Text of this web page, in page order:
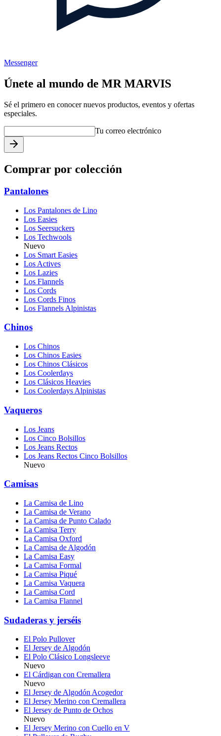
Messenger
Únete al mundo de MR MARVIS
Sé el primero en conocer nuevos productos, eventos y ofertas
especiales.
Tu correo electrónico
Comprar por colección
Pantalones
Los Pantalones de Lino
Los Easies
Los Seersuckers
Los Techwools
Nuevo
Los Smart Easies
Los Actives
Los Lazies
Los Flannels
Los Cords
Los Cords Finos
Los Flannels Alpinistas
Chinos
Los Chinos
Los Chinos Easies
Los Chinos Clásicos
Los Coolerdays
Los Clásicos Heavies
Los Coolerdays Alpinistas
Vaqueros
Los Jeans
Los Cinco Bolsillos
Los Jeans Rectos
Los Jeans Rectos Cinco Bolsillos
Nuevo
Camisas
La Camisa de Lino
La Camisa de Verano
La Camisa de Punto Calado
La Camisa Terry
La Camisa Oxford
La Camisa de Algodón
La Camisa Easy
La Camisa Formal
La Camisa Piqué
La Camisa Vaquera
La Camisa Cord
La Camisa Flannel
Sudaderas y jerséis
El Polo Pullover
El Jersey de Algodón
El Polo Clásico Longsleeve
Nuevo
El Cárdigan con Cremallera
Nuevo
El Jersey de Algodón Acogedor
El Jersey Merino con Cremallera
El Jersey de Punto de Ochos
Nuevo
El Jersey Merino con Cuello en V